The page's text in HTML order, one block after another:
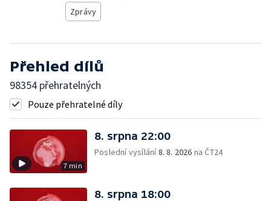
Zprávy
Přehled dílů
98354 přehratelných
Pouze přehratelné díly
7 min
8. srpna 22:00
Poslední vysílání8. 8. 2026 na ČT24
8. srpna 18:00